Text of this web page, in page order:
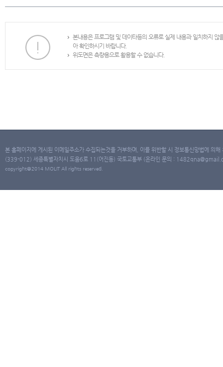
본내용은 프로그램 및 데이타등의 오류로 실제 내용과 일치하지
아 확인하시기 바랍니다.
위도면은 측량용으로 활용할 수 없습니다.
본 홈페이지에 게시된 이메일주소가 수집되는것을 거부하며, 이를 위반할 시 정보통신망법에 의
(339-012) 세종특별자치시 도움6로 11(어진동) 국토교통부 (온라인 문의 :
copyright@2014 MOLIT All rights reserved.